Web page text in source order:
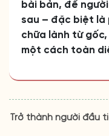
bài bản, để
sau – đặc biệt là
chữa lành từ
một cách toàn
Trở thành người đầu